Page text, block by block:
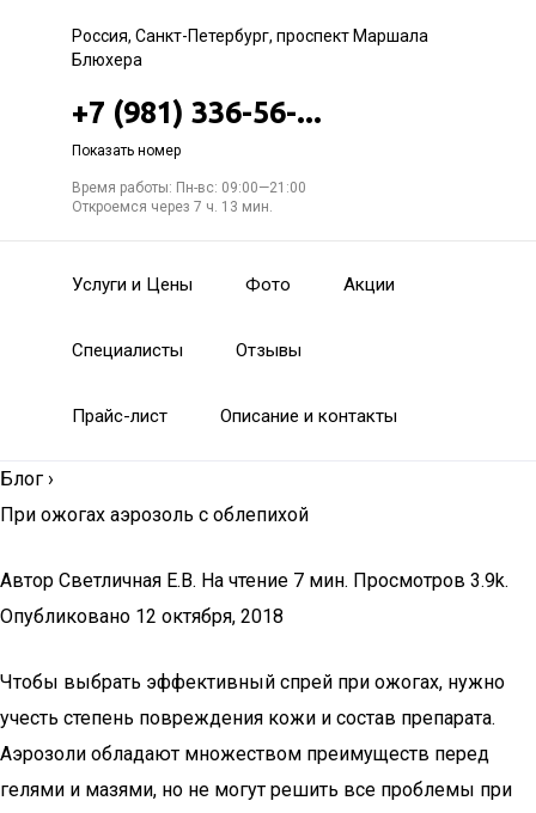
Россия, Санкт-Петербург, проспект Маршала
Блюхера
+7 (981) 336-56-...
Показать номер
Время работы: Пн-вс: 09:00—21:00
Откроемся через 7 ч. 13 мин.
Услуги и Цены Фото Акции
Специалисты Отзывы
Прайс-лист Описание и контакты
Блог ›
При ожогах аэрозоль с облепихой
Автор Светличная Е.В. На чтение 7 мин. Просмотров 3.9k.
Опубликовано 12 октября, 2018
Чтобы выбрать эффективный спрей при ожогах, нужно
учесть степень повреждения кожи и состав препарата.
Аэрозоли обладают множеством преимуществ перед
гелями и мазями, но не могут решить все проблемы при